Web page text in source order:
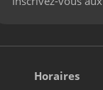
Horaires